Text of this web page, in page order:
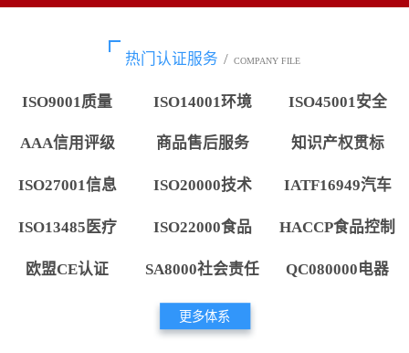
热门认证服务 / COMPANY FILE
ISO9001质量 ISO14001环境 ISO45001安全
AAA信用评级 商品售后服务 知识产权贯标
ISO27001信息 ISO20000技术 IATF16949汽车
ISO13485医疗 ISO22000食品 HACCP食品控制
欧盟CE认证 SA8000社会责任 QC080000电器
更多体系